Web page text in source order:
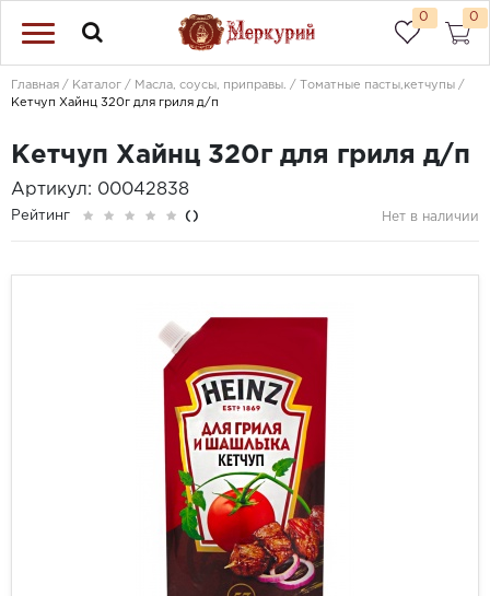
0 0
Главная Каталог Масла, соусы, приправы.
Томатные пасты,кетчупы
Кетчуп Хайнц 320г для гриля д/п
Кетчуп Хайнц 320г для гриля д/п
Артикул: 00042838
Рейтинг () Нет в наличии